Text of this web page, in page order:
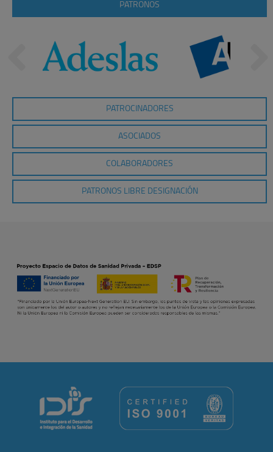
PATRONOS
PATROCINADORES
ASOCIADOS
COLABORADORES
PATRONOS LIBRE DESIGNACIÓN